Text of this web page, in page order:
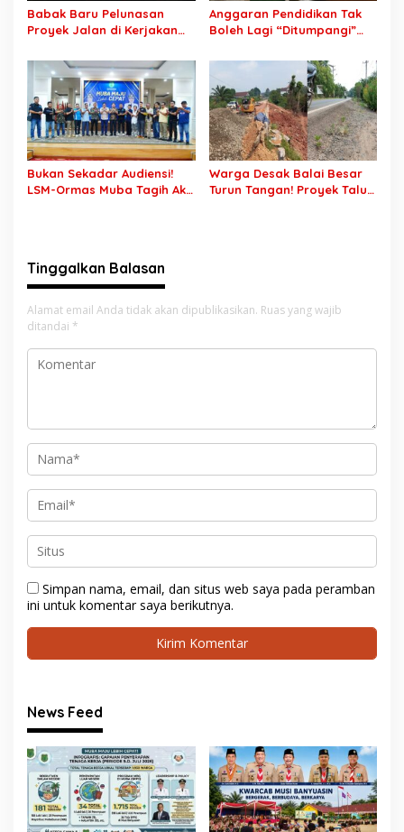
Babak Baru Pelunasan
Proyek Jalan di Kerjakan
Rp7,46 Miliar! PPTK Tuding
Ada Dugaan Pemalsuan
Tanda Tangan, Aparat
Ditantang Usut Hingga
Tuntas
Anggaran Pendidikan Tak
Boleh Lagi “Ditumpangi”
Wajib Segera Dilaksanakan!
Bukan Sekadar Audiensi!
LSM-Ormas Muba Tagih Aksi
Warga Desak Balai Besar
Turun Tangan! Proyek Talut
Tinggalkan Balasan
Alamat email Anda tidak akan dipublikasikan. Ruas yang wajib
ditandai *
Simpan nama, email, dan situs web saya pada peramban
ini untuk komentar saya berikutnya.
News Feed